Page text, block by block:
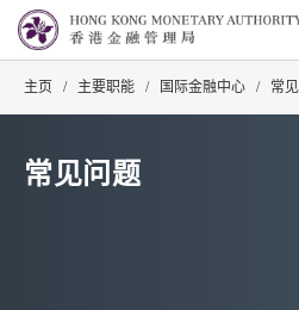
主页 / 主要职能 / 国际金融中心 / 常
常见问题